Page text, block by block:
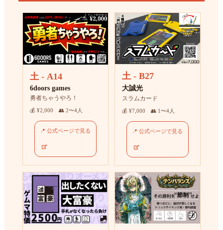
土 - A14
6doors games
勇者ちゃうやろ！
💰 ¥2,000 👥 2〜4人
📍 公式ページで見る
土 - B27
大誠光
スラムカード
💰 ¥7,000 👥 1〜4人
📍 公式ページで見る